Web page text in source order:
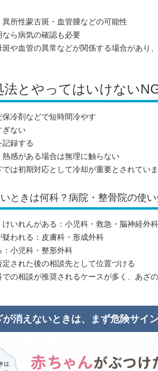
所性蒙古斑・血管腫などの可能性
ら病気の確認も必要
や血管の異常などが関係する場合があり
とやってはいけない
冷剤などで短時間冷やす
ぎない
録する
感がある場合は無理に触らない
は初期対応として冷却が重要とされていま
ときは何科？病院・整骨院の使
いれんがある：小児科・救急・脳神経外科
われる：皮膚科・形成外科
小児科・整形外科
された後の相談先として位置づける
の相談が推奨されるケースが多く、あざ
消えないときは、まず危険サイ